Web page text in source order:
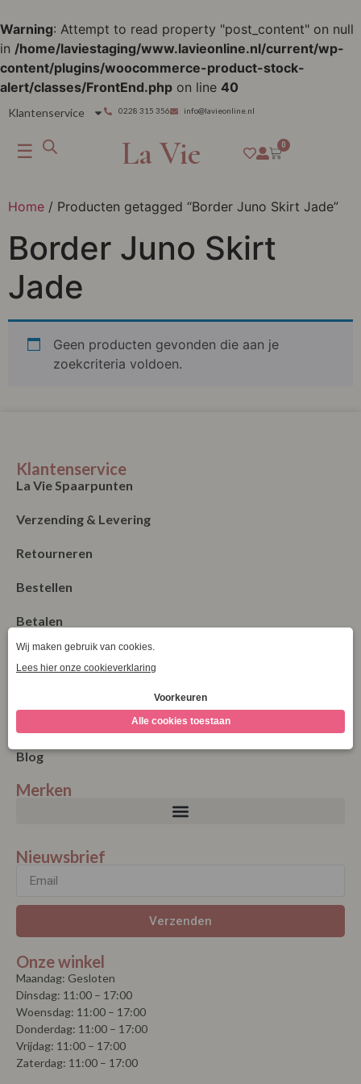
Warning: Attempt to read property "post_content" on null
in /home/laviestaging/www.lavieonline.nl/current/wp-
content/plugins/woocommerce-product-stock-
alert/classes/FrontEnd.php on line 40
Klantenservice 0228 315 356 info@lavieonline.nl
☰ La Vie 0
Home / Producten getagged “Border Juno Skirt Jade”
Border Juno Skirt
Jade
Geen producten gevonden die aan je
zoekcriteria voldoen.
Klantenservice
La Vie Spaarpunten
Verzending & Levering
Retourneren
Bestellen
Betalen
Algemene Voorwaarden
Blog
Merken
Nieuwsbrief
Verzenden
Onze winkel
Maandag: Gesloten
Dinsdag: 11:00 – 17:00
Woensdag: 11:00 – 17:00
Donderdag: 11:00 – 17:00
Vrijdag: 11:00 – 17:00
Zaterdag: 11:00 – 17:00